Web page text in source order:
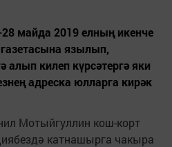
майда 2019 елның икенче
язылып,
алып килеп күрсәтергә яки
адреска юлларга кирәк
Мотыйгуллин кош-корт
катнашырга чакыра